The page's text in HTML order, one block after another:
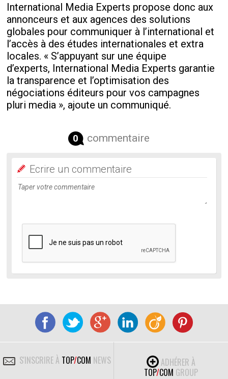
International Media Experts propose donc aux
annonceurs et aux agences des solutions
globales pour communiquer à l’international et
l’accès à des études internationales et extra
locales. « S’appuyant sur une équipe
d’experts, International Media Experts garantie
la transparence et l’optimisation des
négociations éditeurs pour vos campagnes
pluri media », ajoute un communiqué.
0 commentaire
Ecrire un commentaire
S'INSCRIRE À TOP/COM NEWS
ADHÉRER À
TOP/COM GROUP